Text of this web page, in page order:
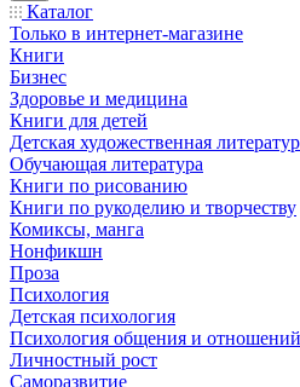
Каталог
Только в интернет-магазине
Книги
Бизнес
Здоровье и медицина
Книги для детей
Детская художественная
Обучающая литература
Книги по рисованию
Книги по рукоделию и творчеству
Комиксы, манга
Нонфикшн
Проза
Психология
Детская психология
Психология общения и отношений
Личностный рост
Саморазвитие